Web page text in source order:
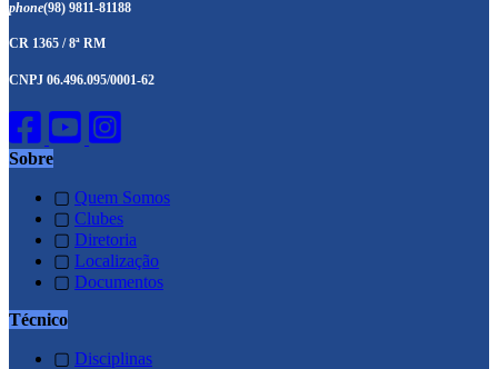
phone(98) 9811-81188
CR 1365 / 8ª RM
CNPJ 06.496.095/0001-62
Sobre
▢ Quem Somos
▢ Clubes
▢ Diretoria
▢ Localização
▢ Documentos
Técnico
▢ Disciplinas